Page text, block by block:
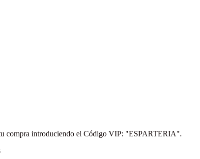
compra introduciendo el Código VIP: "ESPARTERIA".